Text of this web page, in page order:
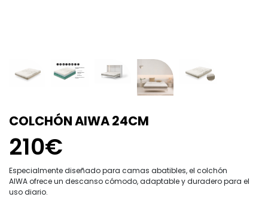
COLCHÓN AIWA 24CM
210€
Especialmente diseñado para camas abatibles, el colchón
AIWA ofrece un descanso cómodo, adaptable y duradero para el
uso diario.